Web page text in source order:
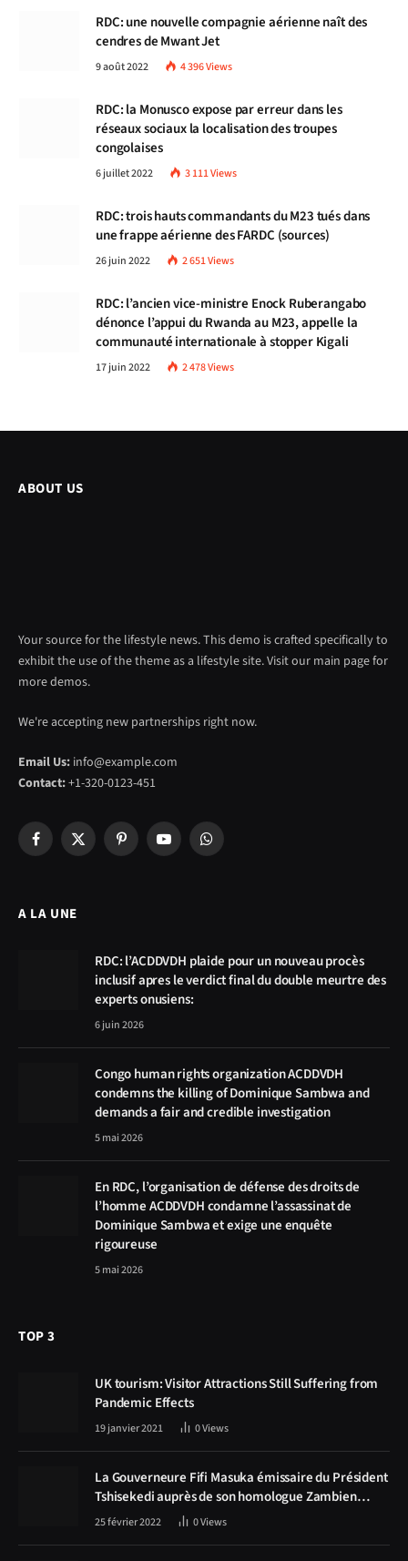
RDC: une nouvelle compagnie aérienne naît des
cendres de Mwant Jet
9 août 2022 4 396Views
RDC: la Monusco expose par erreur dans les
réseaux sociaux la localisation des troupes
congolaises
6 juillet 2022 3 111Views
RDC: trois hauts commandants du M23 tués dans
une frappe aérienne des FARDC (sources)
26 juin 2022 2 651Views
RDC: l’ancien vice-ministre Enock Ruberangabo
dénonce l’appui du Rwanda au M23, appelle la
communauté internationale à stopper Kigali
17 juin 2022 2 478Views
ABOUT US
Your source for the lifestyle news. This demo is crafted specifically to
exhibit the use of the theme as a lifestyle site. Visit our main page for
more demos.
We're accepting new partnerships right now.
Email Us: info@example.com
Contact:+1-320-0123-451
Facebook
X
PinterestYouTubeWhatsApp
A LA UNE
RDC: l’ACDDVDH plaide pour un nouveau procès
inclusif apres le verdict final du double meurtre des
experts onusiens:
6 juin 2026
Congo human rights organization ACDDVDH
condemns the killing of Dominique Sambwa and
demands a fair and credible investigation
5 mai 2026
En RDC, l’organisation de défense des droits de
l’homme ACDDVDH condamne l’assassinat de
Dominique Sambwa et exige une enquête
rigoureuse
5 mai 2026
TOP 3
UK tourism: Visitor Attractions Still Suffering from
Pandemic Effects
19 janvier 2021 0Views
La Gouverneure Fifi Masuka émissaire du Président
Tshisekedi auprès de son homologue Zambien
Hichilema, la construction de la route Kolwezi -
25 février 2022 0Views